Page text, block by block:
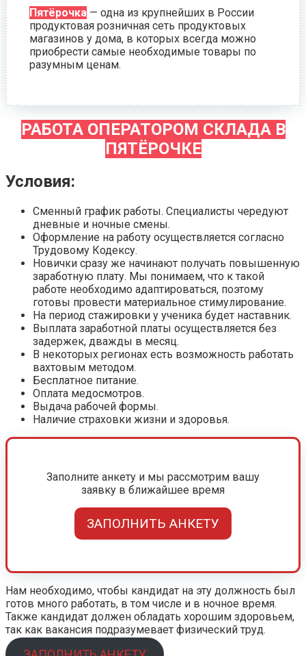
Пятёрочка — одна из крупнейших в России
продуктовая розничная сеть продуктовых
магазинов у дома, в которых всегда можно
приобрести самые необходимые товары по
разумным ценам.
РАБОТА ОПЕРАТОРОМ СКЛАДА В
ПЯТЁРОЧКЕ
Условия:
Сменный график работы. Специалисты чередуют
дневные и ночные смены.
Оформление на работу осуществляется согласно
Трудовому Кодексу.
Новички сразу же начинают получать повышенную
заработную плату. Мы понимаем, что к такой
работе необходимо адаптироваться, поэтому
готовы провести материальное стимулирование.
На период стажировки у ученика будет наставник.
Выплата заработной платы осуществляется без
задержек, дважды в месяц.
В некоторых регионах есть возможность работать
вахтовым методом.
Бесплатное питание.
Оплата медосмотров.
Выдача рабочей формы.
Наличие страховки жизни и здоровья.
Заполните анкету и мы рассмотрим вашу
заявку в ближайшее время
ЗАПОЛНИТЬ АНКЕТУ
Нам необходимо, чтобы кандидат на эту должность был
готов много работать, в том числе и в ночное время.
Также кандидат должен обладать хорошим здоровьем,
так как вакансия подразумевает физический труд.